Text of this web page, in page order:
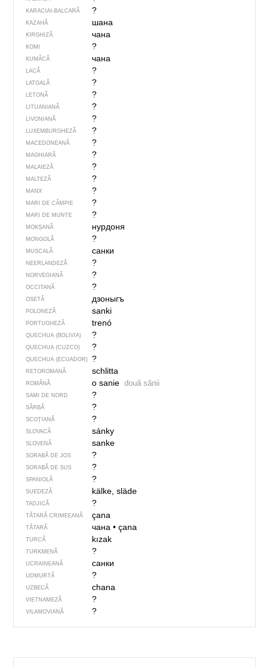
KARACIAI-BALCARĂ ?
KAZAHĂ шана
KIRGHIZĂ чана
KOMI ?
KUMÂCĂ чана
LACĂ ?
LATGALĂ ?
LETONĂ ?
LITUANIANĂ ?
LIVONIANĂ ?
LUXEMBURGHEZĂ ?
MACEDONEANĂ ?
MAGHIARĂ ?
MALAIEZĂ ?
MALTEZĂ ?
MANX ?
MARI DE CÂMPIE ?
MARI DE MUNTE ?
MOKȘANĂ нурдоня
MONGOLĂ ?
MUSCALĂ санки
NEERLANDEZĂ ?
NORVEGIANĂ ?
OCCITANĂ ?
OSETĂ дзоныгъ
POLONEZĂ sanki
PORTUGHEZĂ trenó
QUECHUA (BOLIVIA) ?
QUECHUA (CUZCO) ?
QUECHUA (ECUADOR) ?
RETOROMANĂ schlitta
ROMÂNĂ o sanie două sănii
SAMI DE NORD ?
SÂRBĂ ?
SCOȚIANĂ ?
SLOVACĂ sánky
SLOVENĂ sanke
SORABĂ DE JOS ?
SORABĂ DE SUS ?
SPANIOLĂ ?
SUEDEZĂ kälke, släde
TADJICĂ ?
TĂTARĂ CRIMEEANĂ çana
TĂTARĂ чана• çana
TURCĂ kızak
TURKMENĂ ?
UCRAINEANĂ санки
UDMURTĂ ?
UZBECĂ chana
VIETNAMEZĂ ?
VILAMOVIANĂ ?